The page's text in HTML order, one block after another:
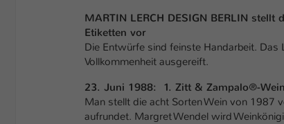
MARTIN LERCH DESIGN BERLIN
Etiketten vor
Die Entwürfe sind feinste Handarbeit. Das
Vollkommenheit ausgereift.
23. Juni 1988: 1. Zitt & Zampalo®-
Man stellt die acht Sorten Wein von 1987
aufrundet. Margret Wendel wird